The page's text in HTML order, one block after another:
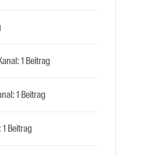
1 Beitrag
1 Beitrag
Beitrag